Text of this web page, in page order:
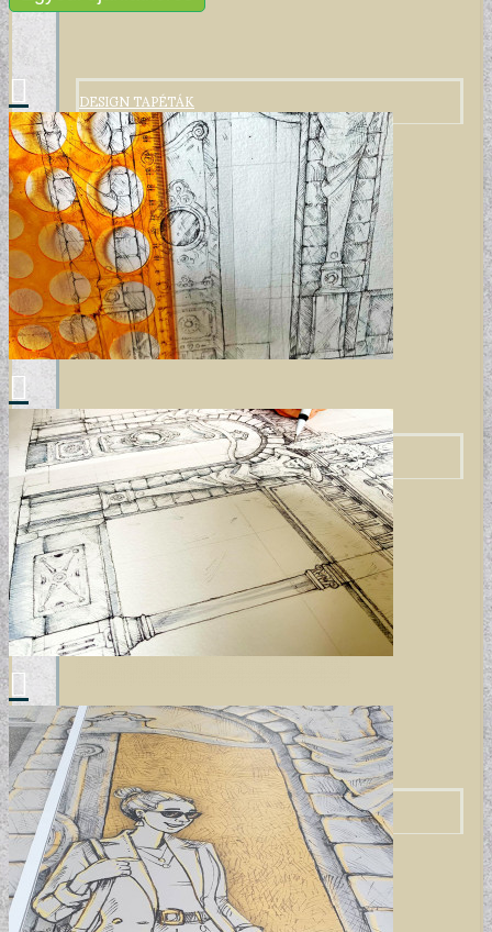
DESIGN TAPÉTÁK
ELEMENTAL COLLECTION
GYERMEKTAPÉTÁK